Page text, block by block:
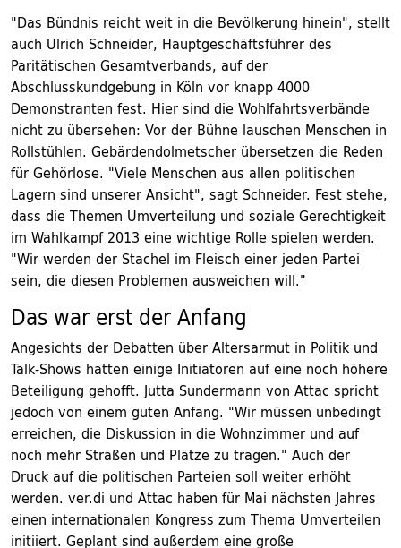
"Das Bündnis reicht weit in die Bevölkerung hinein", stellt
auch Ulrich Schneider, Hauptgeschäftsführer des
Paritätischen Gesamtverbands, auf der
Abschlusskundgebung in Köln vor knapp 4000
Demonstranten fest. Hier sind die Wohlfahrtsverbände
nicht zu übersehen: Vor der Bühne lauschen Menschen in
Rollstühlen. Gebärdendolmetscher übersetzen die Reden
für Gehörlose. "Viele Menschen aus allen politischen
Lagern sind unserer Ansicht", sagt Schneider. Fest stehe,
dass die Themen Umverteilung und soziale Gerechtigkeit
im Wahlkampf 2013 eine wichtige Rolle spielen werden.
"Wir werden der Stachel im Fleisch einer jeden Partei
sein, die diesen Problemen ausweichen will."
Das war erst der Anfang
Angesichts der Debatten über Altersarmut in Politik und
Talk-Shows hatten einige Initiatoren auf eine noch höhere
Beteiligung gehofft. Jutta Sundermann von Attac spricht
jedoch von einem guten Anfang. "Wir müssen unbedingt
erreichen, die Diskussion in die Wohnzimmer und auf
noch mehr Straßen und Plätze zu tragen." Auch der
Druck auf die politischen Parteien soll weiter erhöht
werden. ver.di und Attac haben für Mai nächsten Jahres
einen internationalen Kongress zum Thema Umverteilen
initiiert. Geplant sind außerdem eine große